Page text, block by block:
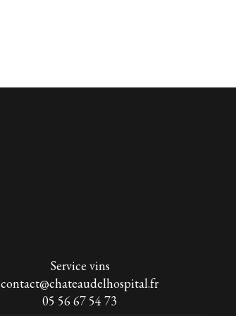
Service vins
contact@chateaudelhospital.fr
05 56 67 54 73